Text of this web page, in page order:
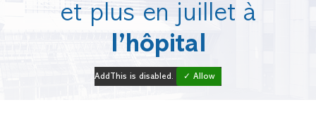
et plus en juillet à
l’hôpital
AddThis is disabled. ✓ Allow